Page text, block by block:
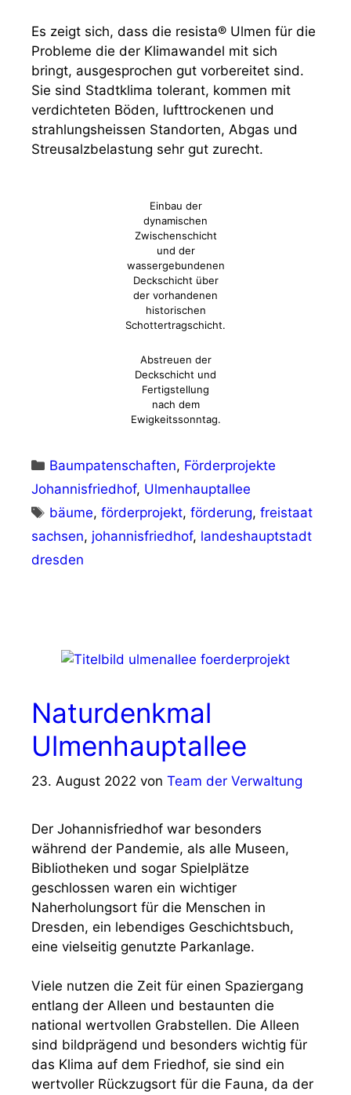
Es zeigt sich, dass die resista® Ulmen für die
Probleme die der Klimawandel mit sich
bringt, ausgesprochen gut vorbereitet sind.
Sie sind Stadtklima tolerant, kommen mit
verdichteten Böden, lufttrockenen und
strahlungsheissen Standorten, Abgas und
Streusalzbelastung sehr gut zurecht.
Einbau der
dynamischen
Zwischenschicht
und der
wassergebundenen
Deckschicht über
der vorhandenen
historischen
Schottertragschicht.
Abstreuen der
Deckschicht und
Fertigstellung
nach dem
Ewigkeitssonntag.
Kategorien
Baumpatenschaften, Förderprojekte
Johannisfriedhof, Ulmenhauptallee
Schlagwörter
bäume,förderprojekt,förderung,freistaat
sachsen, johannisfriedhof, landeshauptstadt
dresden
Naturdenkmal
Ulmenhauptallee
23. August 2022 von Team der Verwaltung
Der Johannisfriedhof war besonders
während der Pandemie, als alle Museen,
Bibliotheken und sogar Spielplätze
geschlossen waren ein wichtiger
Naherholungsort für die Menschen in
Dresden, ein lebendiges Geschichtsbuch,
eine vielseitig genutzte Parkanlage.
Viele nutzen die Zeit für einen Spaziergang
entlang der Alleen und bestaunten die
national wertvollen Grabstellen. Die Alleen
sind bildprägend und besonders wichtig für
das Klima auf dem Friedhof, sie sind ein
wertvoller Rückzugsort für die Fauna, da der